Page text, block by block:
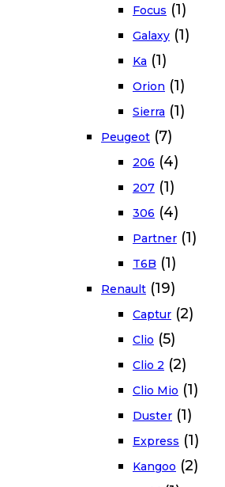
Focus (1)
Galaxy (1)
Ka (1)
Orion (1)
Sierra (1)
Peugeot (7)
206 (4)
207 (1)
306 (4)
Partner (1)
T6B (1)
Renault (19)
Captur (2)
Clio (5)
Clio 2 (2)
Clio Mio (1)
Duster (1)
Express (1)
Kangoo (2)